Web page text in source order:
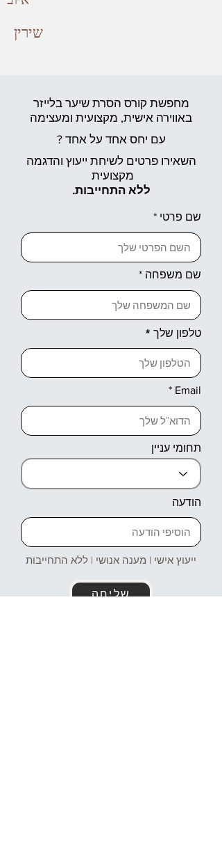
שירין
מחפשת קורס הסרת שיער בלייזר
באווירה אישית, מקצועית ומעצימה
עם יחס אחד על אחד ?
השאירו פרטים לשיחת ייעוץ והדגמה
מקצועית
ללא התחייבות.
שם פרטי
שם משפחה
טלפון שלך
Email
תחומי עניין
הודעה
ייעוץ אישי | מענה אנושי | ללא התחייבות
שליחה